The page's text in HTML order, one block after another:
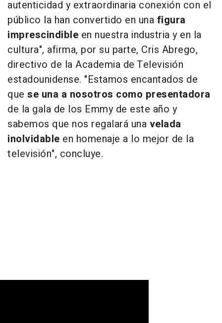
autenticidad y extraordinaria conexión con el
público la han convertido en una figura
imprescindible en nuestra industria y en la
cultura", afirma, por su parte, Cris Abrego,
directivo de la Academia de Televisión
estadounidense. "Estamos encantados de
que se una a nosotros como presentadora
de la gala de los Emmy de este año y
sabemos que nos regalará una velada
inolvidable en homenaje a lo mejor de la
televisión", concluye.